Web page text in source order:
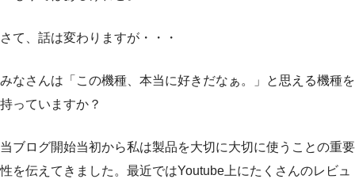
さて、話は変わりますが・・・
みなさんは「この機種、本当に好きだなぁ。」と思える機種を
持っていますか？
当ブログ開始当初から私は製品を大切に大切に使うことの重要
性を伝えてきました。最近ではYoutube上にたくさんのレビュ